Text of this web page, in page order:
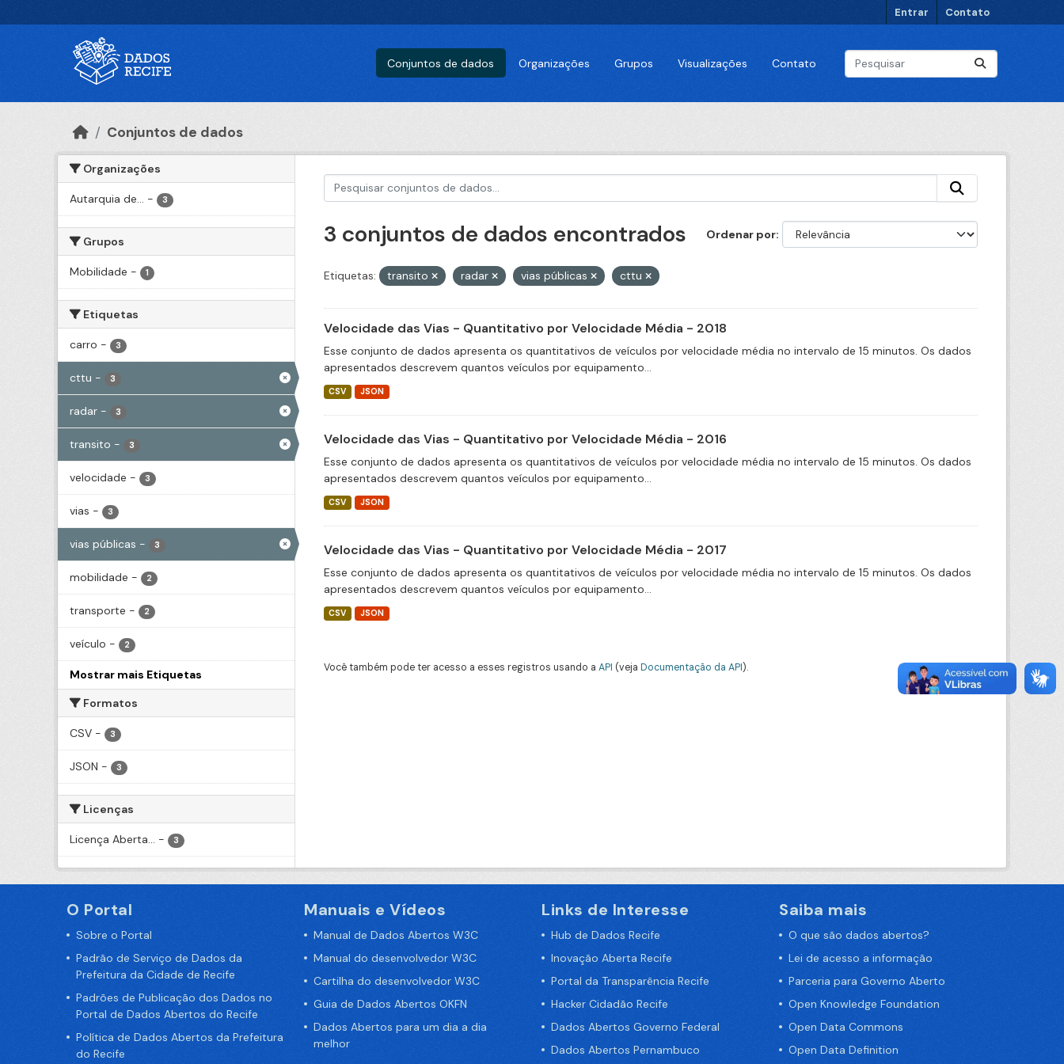
Entrar Contato
Conjuntos de dados Organizações Grupos Visualizações Contato
Conjuntos de dados
Organizações
Autarquia de... - 3
Grupos
Mobilidade - 1
Etiquetas
carro - 3
cttu - 3
radar - 3
transito - 3
velocidade - 3
vias - 3
vias públicas - 3
mobilidade - 2
transporte - 2
veículo - 2
Mostrar mais Etiquetas
Formatos
CSV - 3
JSON - 3
Licenças
Licença Aberta... - 3
Ordenar por
3 conjuntos de dados encontrados
Etiquetas: transito radar vias públicas cttu
Velocidade das Vias - Quantitativo por Velocidade Média - 2018
Esse conjunto de dados apresenta os quantitativos de veículos por velocidade média no intervalo de 15 minutos. Os dados
apresentados descrevem quantos veículos por equipamento...
CSV JSON
Velocidade das Vias - Quantitativo por Velocidade Média - 2016
Esse conjunto de dados apresenta os quantitativos de veículos por velocidade média no intervalo de 15 minutos. Os dados
apresentados descrevem quantos veículos por equipamento...
CSV JSON
Velocidade das Vias - Quantitativo por Velocidade Média - 2017
Esse conjunto de dados apresenta os quantitativos de veículos por velocidade média no intervalo de 15 minutos. Os dados
apresentados descrevem quantos veículos por equipamento...
CSV JSON
Você também pode ter acesso a esses registros usando a API (veja Documentação da API).
O Portal
Sobre o Portal
Padrão de Serviço de Dados da
Prefeitura da Cidade de Recife
Padrões de Publicação dos Dados no
Portal de Dados Abertos do Recife
Política de Dados Abertos da Prefeitura
do Recife
Manuais e Vídeos
Manual de Dados Abertos W3C
Manual do desenvolvedor W3C
Cartilha do desenvolvedor W3C
Guia de Dados Abertos OKFN
Dados Abertos para um dia a dia
melhor
Links de Interesse
Hub de Dados Recife
Inovação Aberta Recife
Portal da Transparência Recife
Hacker Cidadão Recife
Dados Abertos Governo Federal
Dados Abertos Pernambuco
Saiba mais
O que são dados abertos?
Lei de acesso a informação
Parceria para Governo Aberto
Open Knowledge Foundation
Open Data Commons
Open Data Definition